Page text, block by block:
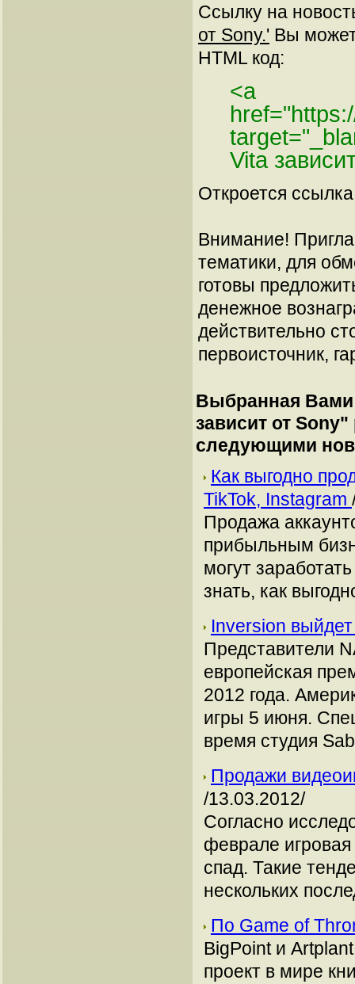
Ссылку на
от Sony.' Вы
HTML код:
<a
Vita
Откроется
Внимание!
тематики, для
готовы
денежное
действительно
первоисточник,
Выбранная Вами
зависит от Sony"
следующими
Как выгодно
TikTok, Instagram
Продажа
прибыльным
могут
знать, как
Inversion
Представители
европейская
2012 года.
игры 5 июня.
время студия
Продажи
/13.03.2012/
Согласно
феврале
спад. Такие
нескольких
По Game of
BigPoint и
проект в мире